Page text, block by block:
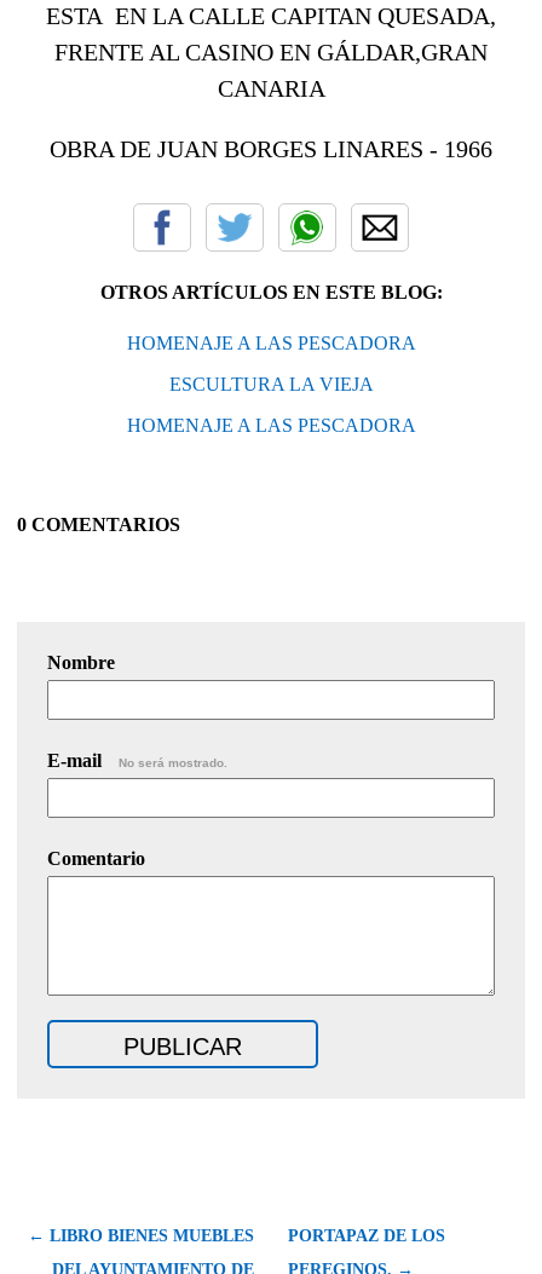
ESTA EN LA CALLE CAPITAN QUESADA,
FRENTE AL CASINO EN GÁLDAR,GRAN
CANARIA
OBRA DE JUAN BORGES LINARES - 1966
OTROS ARTÍCULOS EN ESTE BLOG:
HOMENAJE A LAS PESCADORA
ESCULTURA LA VIEJA
HOMENAJE A LAS PESCADORA
0 COMENTARIOS
Nombre
E-mail No será mostrado.
Comentario
← LIBRO BIENES MUEBLES
DEL AYUNTAMIENTO DE
PORTAPAZ DE LOS
PEREGINOS. →